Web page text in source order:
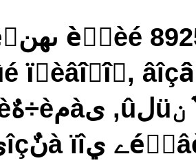
ؤىèًٍèé 89258521541 ىهنèَى,
ِهًêîâيûé ïًèâîًîٍ, âîçâًàٍ ïàًٍي¸ًîâ,
êîًًهêِèے ٌَنüلû, ىàمè÷هٌêèه
çàمîâîًû, âîçنهéٌٍâèے يà ïîنٌîçيàيèه,